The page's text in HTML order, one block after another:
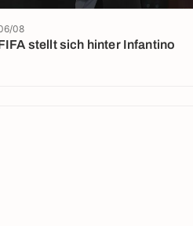
stellt sich hinter Infantino
08